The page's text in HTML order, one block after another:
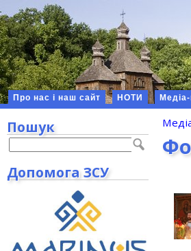
Про нас і наш сайт НОТИ
Пошук
Допомога ЗСУ